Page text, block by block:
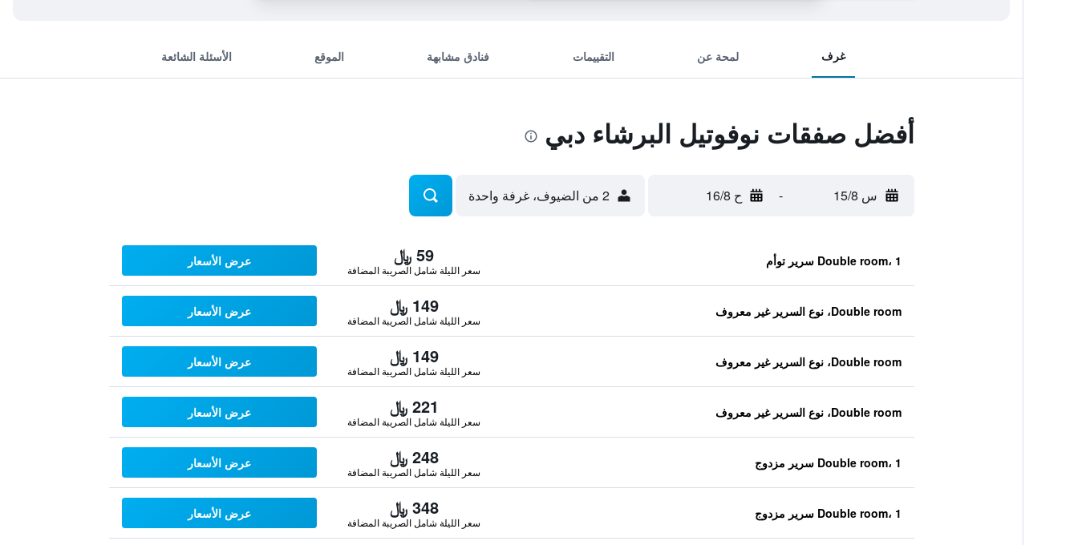
غرف لمحة عن التقييمات فنادق مشابهة الموقع الأسئلة الشائعة
أفضل صفقات ‫نوفوتيل البرشاء دبي‬
س 15/8 - ح 16/8 2 من الضيوف، غرفة واحدة
Double room، 1 سرير توأم 59 ﷼
سعر الليلة شامل الصريبة المضافة
عرض الأسعار
Double room، نوع السرير غير معروف 149 ﷼
سعر الليلة شامل الصريبة المضافة
عرض الأسعار
Double room، نوع السرير غير معروف 149 ﷼
سعر الليلة شامل الصريبة المضافة
عرض الأسعار
Double room، نوع السرير غير معروف 221 ﷼
سعر الليلة شامل الصريبة المضافة
عرض الأسعار
Double room، 1 سرير مزدوج 248 ﷼
سعر الليلة شامل الصريبة المضافة
عرض الأسعار
Double room، 1 سرير مزدوج 348 ﷼
سعر الليلة شامل الصريبة المضافة
عرض الأسعار